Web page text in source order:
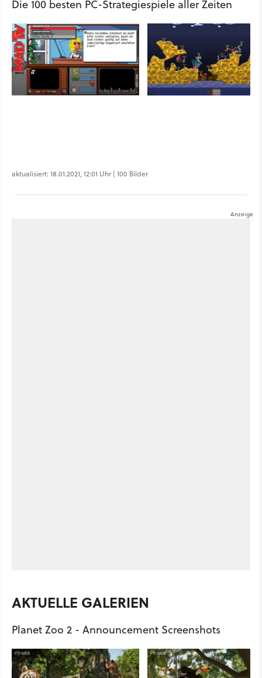
Die 100 besten PC-Strategiespiele aller Zeiten
aktualisiert: 18.01.2021, 12:01 Uhr | 100 Bilder
AKTUELLE GALERIEN
Planet Zoo 2 - Announcement Screenshots